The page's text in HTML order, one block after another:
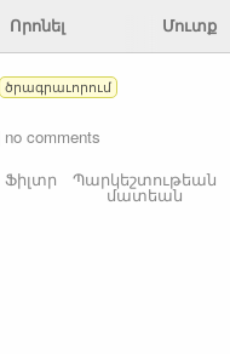
Որոնել Մուտք
ծրագրաւորում
no comments
Ֆիլտր Պարկեշտութեան
մատեան